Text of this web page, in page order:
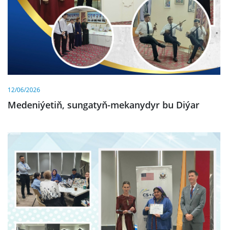
12/06/2026
Medeniýetiň, sungatyň-mekanydyr bu Diýar